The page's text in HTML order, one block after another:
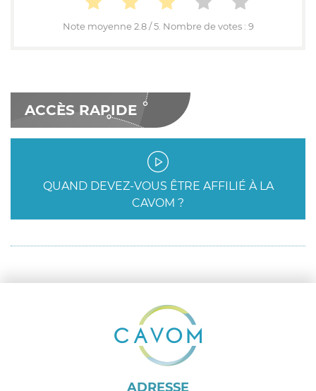
ACCÈS RAPIDE
QUAND DEVEZ-VOUS ÊTRE AFFILIÉ À LA
CAVOM ?
Note moyenne2.8/ 5. Nombre de votes : 9
ADRESSE